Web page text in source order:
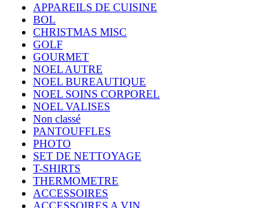
APPAREILS DE CUISINE
BOL
CHRISTMAS MISC
GOLF
GOURMET
NOEL AUTRE
NOEL BUREAUTIQUE
NOEL SOINS CORPOREL
NOEL VALISES
Non classé
PANTOUFFLES
PHOTO
SET DE NETTOYAGE
T-SHIRTS
THERMOMETRE
ACCESSOIRES
ACCESSOIRES A VIN